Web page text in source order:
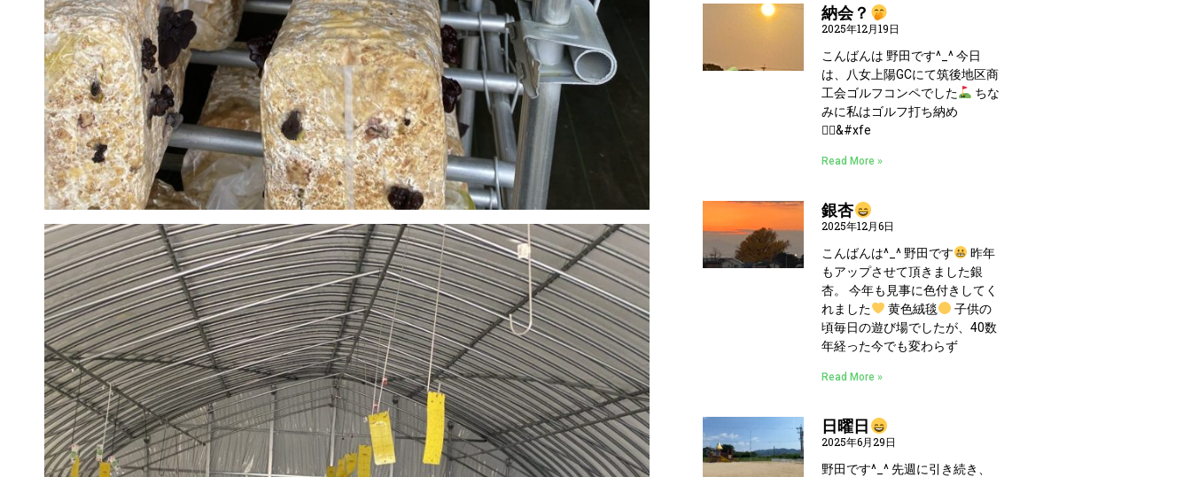
納会？
2025年12月19日
こんばんは 野田です^_^ 今日
は、八女上陽GCにて筑後地区商
工会ゴルフコンペでした
ちな
みに私はゴルフ打ち納め
🏌‍♀&#xfe
Read More »
銀杏
2025年12月6日
こんばんは^_^ 野田です
昨年
もアップさせて頂きました銀
杏。 今年も見事に色付きしてく
れました
黄色絨毯
子供の
頃毎日の遊び場でしたが、40数
年経った今でも変わらず
Read More »
日曜日
2025年6月29日
野田です^_^ 先週に引き続き、